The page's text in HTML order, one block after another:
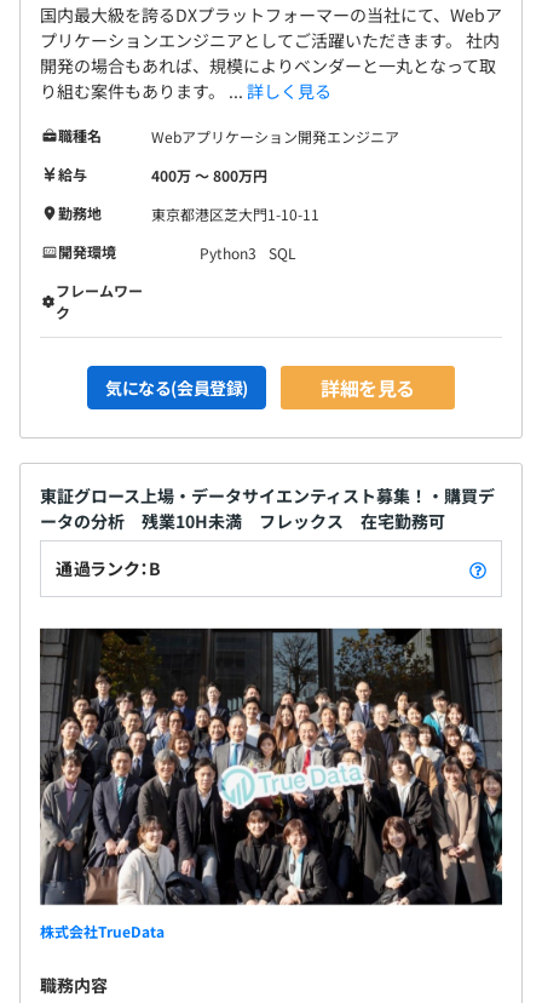
国内最大級を誇るDXプラットフォーマーの当社にて、Webア
プリケーションエンジニアとしてご活躍いただきます。 社内
開発の場合もあれば、規模によりベンダーと一丸となって取
り組む案件もあります。 ... 詳しく見る
職種名
Webアプリケーション開発エンジニア
給与
400万 〜 800万円
勤務地
東京都港区芝大門1-10-11
開発環境
Python3
SQL
フレームワー
ク
気になる(会員登録) 詳細を見る
東証グロース上場・データサイエンティスト募集！・購買デ
ータの分析 残業10H未満 フレックス 在宅勤務可
通過ランク：B
株式会社TrueData
職務内容